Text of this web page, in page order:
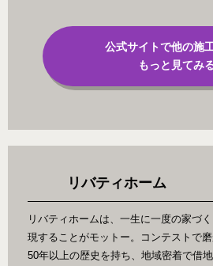
公式サイトで他の施
もっと見てみ
リバティホーム
リバティホームは、一生に一度の家づ
現することがモットー。コンテストで
50年以上の歴史を持ち、地域密着で借